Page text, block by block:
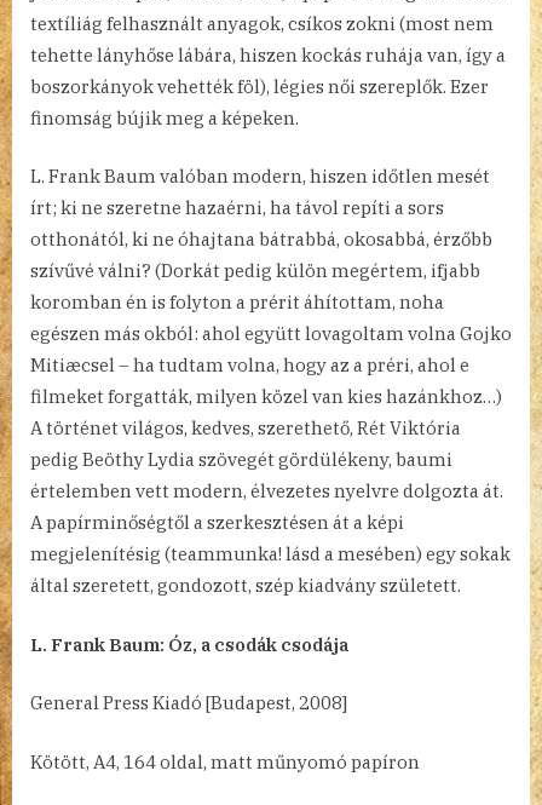
textíliág felhasznált anyagok, csíkos zokni (most nem
tehette lányhőse lábára, hiszen kockás ruhája van, így a
boszorkányok vehették föl), légies női szereplők. Ezer
finomság bújik meg a képeken.
L. Frank Baum valóban modern, hiszen időtlen mesét
írt; ki ne szeretne hazaérni, ha távol repíti a sors
otthonától, ki ne óhajtana bátrabbá, okosabbá, érzőbb
szívűvé válni? (Dorkát pedig külön megértem, ifjabb
koromban én is folyton a prérit áhítottam, noha
egészen más okból: ahol együtt lovagoltam volna Gojko
Mitiæcsel – ha tudtam volna, hogy az a préri, ahol e
filmeket forgatták, milyen közel van kies hazánkhoz…)
A történet világos, kedves, szerethető, Rét Viktória
pedig Beöthy Lydia szövegét gördülékeny, baumi
értelemben vett modern, élvezetes nyelvre dolgozta át.
A papírminőségtől a szerkesztésen át a képi
megjelenítésig (teammunka! lásd a mesében) egy sokak
által szeretett, gondozott, szép kiadvány született.
L. Frank Baum: Óz, a csodák csodája
General Press Kiadó [Budapest, 2008]
Kötött, A4, 164 oldal, matt műnyomó papíron